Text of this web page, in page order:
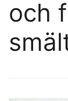
och